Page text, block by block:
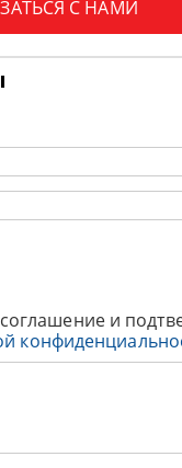
С НАМИ
и